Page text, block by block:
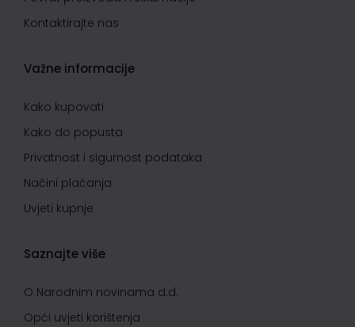
Kontaktirajte nas
Važne informacije
Kako kupovati
Kako do popusta
Privatnost i sigurnost podataka
Načini plaćanja
Uvjeti kupnje
Saznajte više
O Narodnim novinama d.d.
Opći uvjeti korištenja